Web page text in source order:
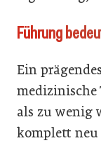
Führung
Ein
medizinische
als zu wenig
komplett neu